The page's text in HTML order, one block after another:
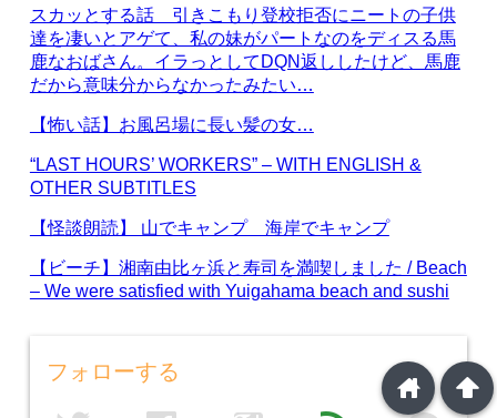
スカッとする話 引きこもり登校拒否にニートの子供
達を凄いとアゲて、私の妹がパートなのをディスる馬
鹿なおばさん。イラっとしてDQN返ししたけど、馬鹿
だから意味分からなかったみたい…
【怖い話】お風呂場に長い髪の女…
“LAST HOURS’ WORKERS” – WITH ENGLISH &
OTHER SUBTITLES
【怪談朗読】 山でキャンプ 海岸でキャンプ
【ビーチ】湘南由比ヶ浜と寿司を満喫しました / Beach
– We were satisfied with Yuigahama beach and sushi
フォローする
arrowup
home